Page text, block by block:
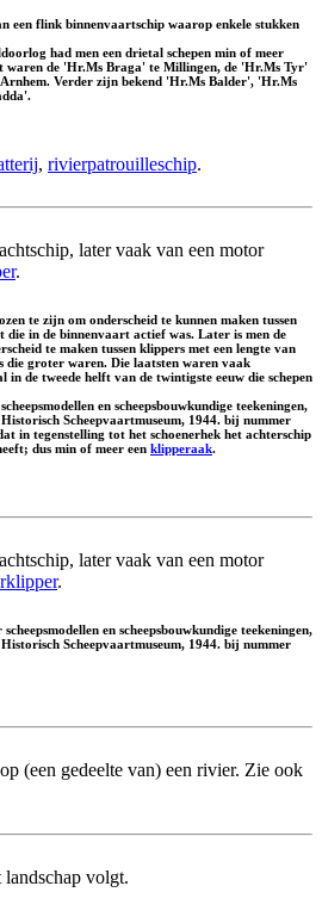
een flink binnenvaartschip waarop enkele stukken
had men een drietal schepen min of meer
waren de 'Hr.Ms Braga' te Millingen, de 'Hr.Ms Tyr'
Verder zijn bekend 'Hr.Ms Balder', 'Hr.Ms
, rivierpatrouilleschip.
later vaak van een motor
.
te zijn om onderscheid te kunnen maken tussen
die in de binnenvaart actief was. Later is men de
te maken tussen klippers met een lengte van
die groter waren. Die laatsten waren vaak
in de tweede helft van de twintigste eeuw die schepen
en scheepsbouwkundige teekeningen,
Scheepvaartmuseum, 1944. bij nummer
in tegenstelling tot het schoenerhek het achterschip
dus min of meer een klipperaak.
later vaak van een motor
.
en scheepsbouwkundige teekeningen,
Scheepvaartmuseum, 1944. bij nummer
(een gedeelte van) een rivier. Zie ook
volgt.